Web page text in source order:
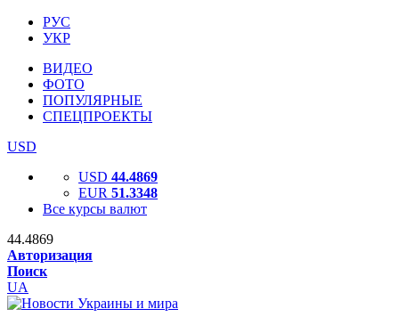
РУС
УКР
ВИДЕО
ФОТО
ПОПУЛЯРНЫЕ
СПЕЦПРОЕКТЫ
USD
USD 44.4869
EUR 51.3348
Все курсы валют
44.4869
Авторизация
Поиск
UA